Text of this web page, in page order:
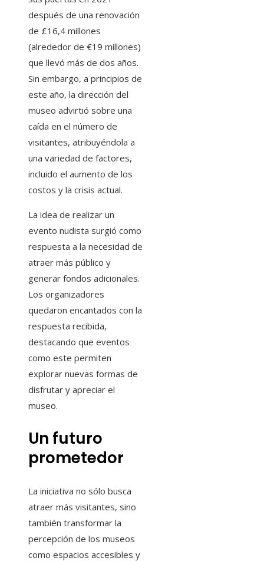
después de una renovación
de £16,4 millones
(alrededor de €19 millones)
que llevó más de dos años.
Sin embargo, a principios de
este año, la dirección del
museo advirtió sobre una
caída en el número de
visitantes, atribuyéndola a
una variedad de factores,
incluido el aumento de los
costos y la crisis actual.
La idea de realizar un
evento nudista surgió como
respuesta a la necesidad de
atraer más público y
generar fondos adicionales.
Los organizadores
quedaron encantados con la
respuesta recibida,
destacando que eventos
como este permiten
explorar nuevas formas de
disfrutar y apreciar el
museo.
Un futuro
prometedor
La iniciativa no sólo busca
atraer más visitantes, sino
también transformar la
percepción de los museos
como espacios accesibles y